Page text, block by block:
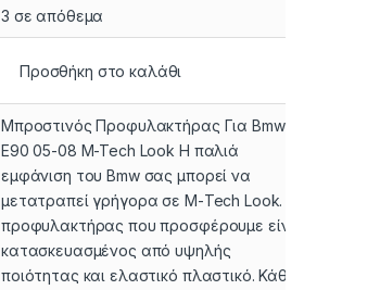
3 σε απόθεμα
Προσθήκη στο καλάθι
Μπροστινός Προφυλακτήρας Για Bmw 3
E90 05-08 M-Tech Look Η παλιά
εμφάνιση του Bmw σας μπορεί να
μετατραπεί γρήγορα σε Μ-Tech Look. Ο
προφυλακτήρας που προσφέρουμε είναι
κατασκευασμένος από υψηλής
ποιότητας και ελαστικό πλαστικό. Κάθε